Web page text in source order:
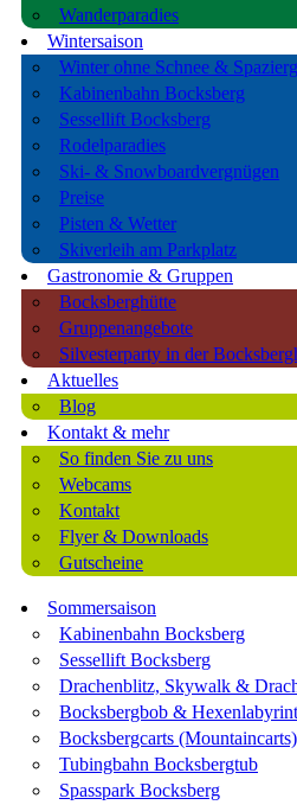
Wanderparadies
Wintersaison
Winter ohne Schnee &
Kabinenbahn Bocksberg
Sessellift Bocksberg
Rodelparadies
Ski- & Snowboardvergnügen
Preise
Pisten & Wetter
Skiverleih am Parkplatz
Gastronomie & Gruppen
Bocksberghütte
Gruppenangebote
Silvesterparty in der
Aktuelles
Blog
Kontakt & mehr
So finden Sie zu uns
Webcams
Kontakt
Flyer & Downloads
Gutscheine
Sommersaison
Kabinenbahn Bocksberg
Sessellift Bocksberg
Drachenblitz, Skywalk &
Bocksbergbob &
Bocksbergcarts (Mountaincarts)
Tubingbahn Bocksbergtub
Spasspark Bocksberg